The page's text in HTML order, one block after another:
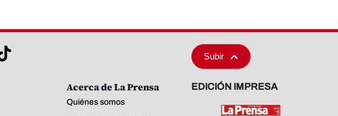
Subir
Acerca de La Prensa
Quiénes somos
EDICIÓN IMPRESA